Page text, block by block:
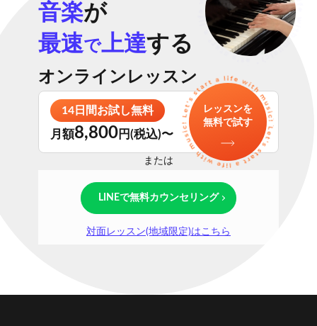
音楽が
最速で上達する
オンラインレッスン
14日間お試し無料
月額8,800円(税込)〜
レッスンを
無料で試す
または
LINEで無料カウンセリング
対面レッスン(地域限定)はこちら